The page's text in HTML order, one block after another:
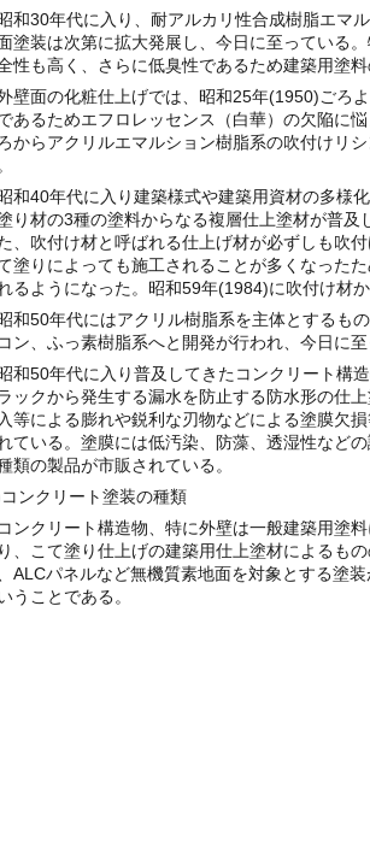
和30年代に入り、耐アルカリ性合成樹脂エマ
塗装は次第に拡大発展し、今日に至っている
性も高く、さらに低臭性であるため建築用塗料
壁面の化粧仕上げでは、昭和25年(1950)ごろ
あるためエフロレッセンス（白華）の欠陥に
からアクリルエマルション樹脂系の吹付けリ
和40年代に入り建築様式や建築用資材の多様
り材の3種の塗料からなる複層仕上塗材が普及
、吹付け材と呼ばれる仕上げ材が必ずしも吹
塗りによっても施工されることが多くなった
るようになった。昭和59年(1984)に吹付け材
和50年代にはアクリル樹脂系を主体とするも
ン、ふっ素樹脂系へと開発が行われ、今日に至
和50年代に入り普及してきたコンクリート構
ックから発生する漏水を防止する防水形の仕
等による膨れや鋭利な刃物などによる塗膜欠
ている。塗膜には低汚染、防藻、透湿性など
類の製品が市販されている。
ンクリート塗装の種類
ンクリート構造物、特に外壁は一般建築用塗
、こて塗り仕上げの建築用仕上塗材によるも
ALCパネルなど無機質素地面を対象とする塗
うことである。